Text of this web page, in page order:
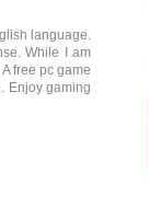
language.
While I am
free pc game
Enjoy gaming